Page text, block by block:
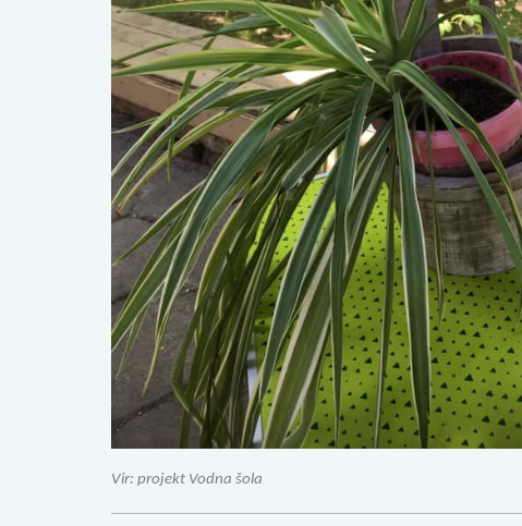
Vir: projekt Vodna šola